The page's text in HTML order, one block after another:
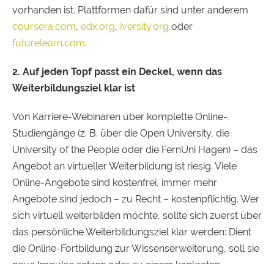
vorhanden ist. Plattformen dafür sind unter anderem
coursera.com edx.org iversity.org oder
futurelearn.com.
2. Auf jeden Topf passt ein Deckel, wenn das
Weiterbildungsziel klar ist
Von Karriere-Webinaren über komplette Online-
Studiengänge (z. B. über die Open University, die
University of the People oder die FernUni Hagen) – das
Angebot an virtueller Weiterbildung ist riesig. Viele
Online-Angebote sind kostenfrei, immer mehr
Angebote sind jedoch – zu Recht – kostenpflichtig. Wer
sich virtuell weiterbilden möchte, sollte sich zuerst über
das persönliche Weiterbildungsziel klar werden: Dient
die Online-Fortbildung zur Wissenserweiterung, soll sie